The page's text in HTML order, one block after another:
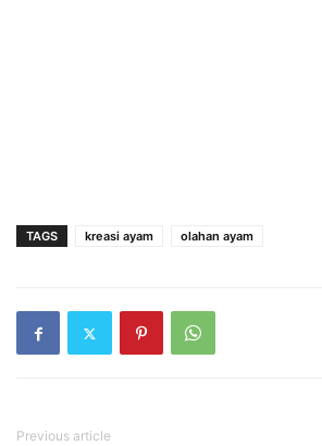
TAGS kreasi ayam olahan ayam
Previous article